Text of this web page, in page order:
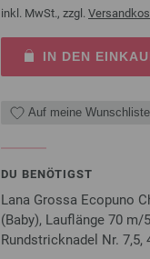
inkl. MwSt., zzgl.
IN DEN
Auf meine Wunschliste
DU BENÖTIGST
Lana Grossa Ecopuno
(Baby), Lauflänge 70 m/
Rundstricknadel Nr. 7,5,